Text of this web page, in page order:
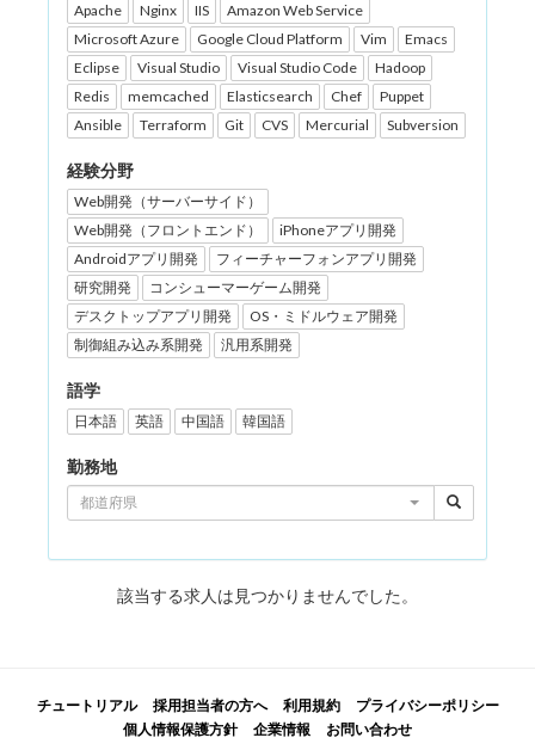
Apache
Nginx IIS
Amazon Web Service
Microsoft Azure
Google Cloud Platform Vim
Emacs
Eclipse
Visual Studio Visual Studio Code
Hadoop
Redis
memcached Elasticsearch Chef
Puppet
Ansible
Terraform Git CVS Mercurial Subversion
経験分野
Web開発（サーバーサイド）
Web開発（フロントエンド）
iPhoneアプリ開発
Androidアプリ開発
フィーチャーフォンアプリ開発
研究開発
コンシューマーゲーム開発
デスクトップアプリ開発
OS・ミドルウェア開発
制御組み込み系開発
汎用系開発
語学
日本語 英語 中国語 韓国語
勤務地
都道府県
該当する求人は見つかりませんでした。
チュートリアル 採用担当者の方へ 利用規約
プライバシーポリシー
個人情報保護方針
企業情報 お問い合わせ